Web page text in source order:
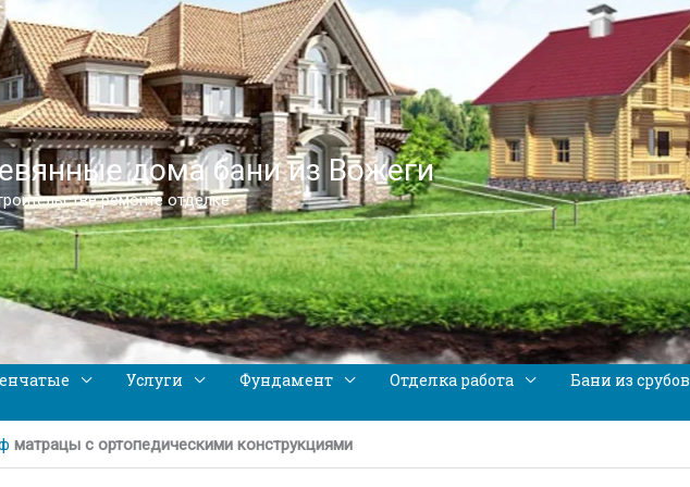
дома бани из Вожеги
ремонте отделке
Услуги Фундамент Отделка работа Бани из срубов
матрацы с ортопедическими конструкциями